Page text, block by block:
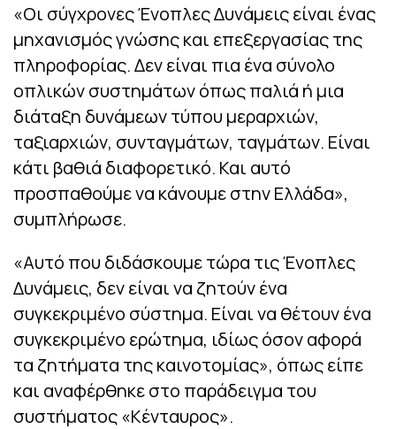
«Οι σύγχρονες Ένοπλες Δυνάμεις είναι ένας
μηχανισμός γνώσης και επεξεργασίας της
πληροφορίας. Δεν είναι πια ένα σύνολο
οπλικών συστημάτων όπως παλιά ή μια
διάταξη δυνάμεων τύπου μεραρχιών,
ταξιαρχιών, συνταγμάτων, ταγμάτων. Είναι
κάτι βαθιά διαφορετικό. Και αυτό
προσπαθούμε να κάνουμε στην Ελλάδα»,
συμπλήρωσε.
«Αυτό που διδάσκουμε τώρα τις Ένοπλες
Δυνάμεις, δεν είναι να ζητούν ένα
συγκεκριμένο σύστημα. Είναι να θέτουν ένα
συγκεκριμένο ερώτημα, ιδίως όσον αφορά
τα ζητήματα της καινοτομίας», όπως είπε
και αναφέρθηκε στο παράδειγμα του
συστήματος «Κένταυρος».